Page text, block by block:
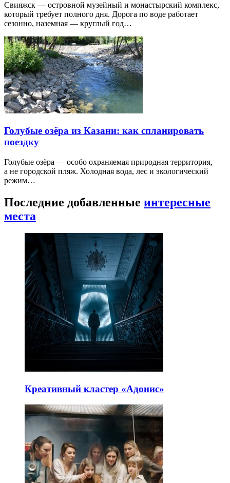
Свияжск — островной музейный и монастырский комплекс,
который требует полного дня. Дорога по воде работает
сезонно, наземная — круглый год…
Голубые озёра из Казани: как спланировать
поездку
Голубые озёра — особо охраняемая природная территория,
а не городской пляж. Холодная вода, лес и экологический
режим…
Последние добавленные интересные
места
Креативный кластер «Адонис»